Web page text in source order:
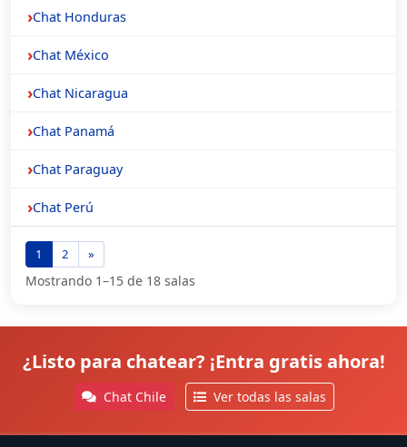
Chat Honduras
Chat México
Chat Nicaragua
Chat Panamá
Chat Paraguay
Chat Perú
1 2 »
Mostrando 1–15 de 18 salas
¿Listo para chatear? ¡Entra gratis ahora!
Chat Chile Ver todas las salas